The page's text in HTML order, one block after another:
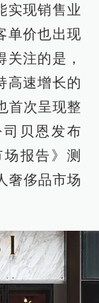
实现销售业
单价也出现
注的是，
高速增长的
首次呈现整
贝恩发布
场报告》测
奢侈品市场